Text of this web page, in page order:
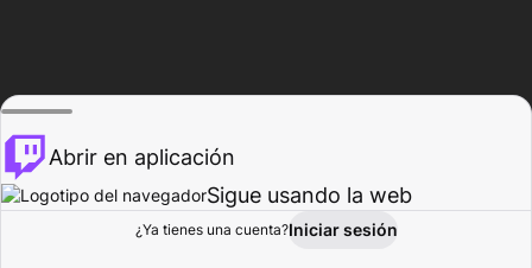
Explorar Actividad
Abrir en aplicación
Sigue usando la web
¿Ya tienes una cuenta?Iniciar sesión